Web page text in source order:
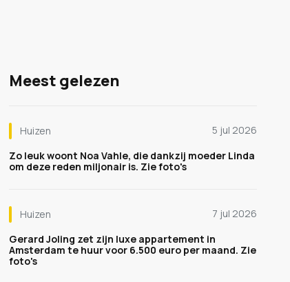
Meest gelezen
Huizen
5 jul 2026
Zo leuk woont Noa Vahle, die dankzij moeder Linda
om deze reden miljonair is. Zie foto's
Huizen
7 jul 2026
Gerard Joling zet zijn luxe appartement in
Amsterdam te huur voor 6.500 euro per maand. Zie
foto's